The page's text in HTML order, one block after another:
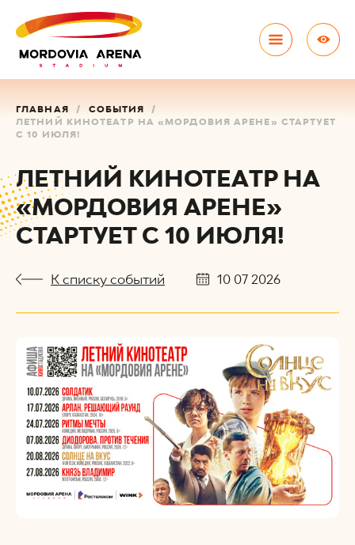
ГЛАВНАЯ
СОБЫТИЯ
ЛЕТНИЙ КИНОТЕАТР НА «МОРДОВИЯ АРЕНЕ» СТАРТУЕТ
С 10 ИЮЛЯ!
ЛЕТНИЙ КИНОТЕАТР НА
«МОРДОВИЯ АРЕНЕ»
СТАРТУЕТ С 10 ИЮЛЯ!
К списку событий 10 07 2026